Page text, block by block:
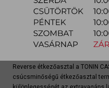
Szállítási módja: bútorszállító
Készlet info: gyártásra
Szállítás, szerelés díjtáblázat
Reverse étkezőasztal a TONIN
csúcsminőségű étkezőasztal